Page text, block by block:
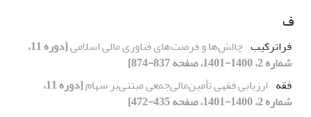
ف
فراترکیب چالش‌ها و فرصت‌های فناوری مالی اسلامی
[دوره 11،
شماره 2، 1400-1401، صفحه 837-874]
فقه ارزیابی فقهی تأمین‌مالی‌‌جمعی مبتنی‌بر سهام
[دوره 11،
شماره 2، 1400-1401، صفحه 435-472]